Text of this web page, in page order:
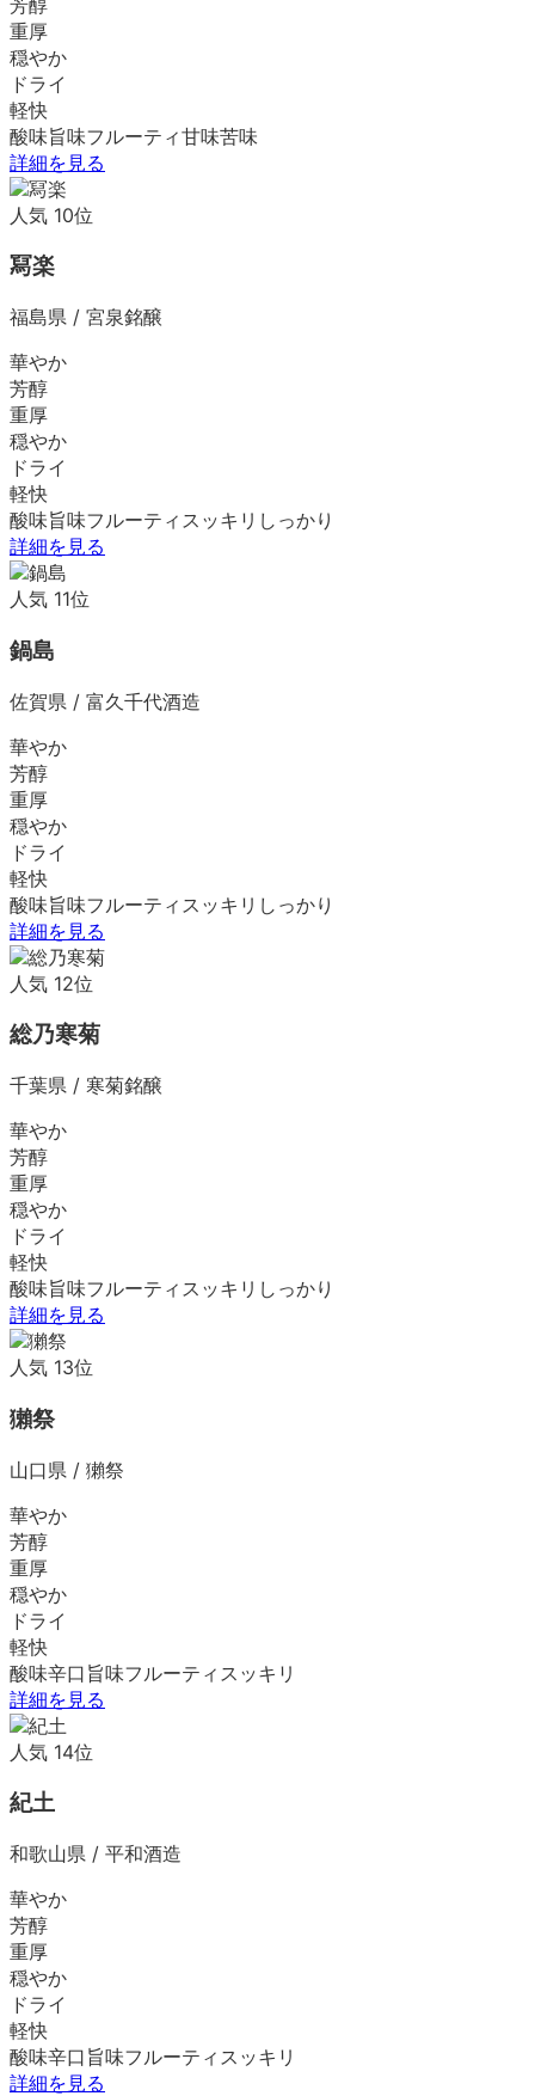
重厚
穏やか
ドライ
軽快
酸味旨味フルーティ甘味苦味
詳細を見る
人気 10位
冩楽
福島県 / 宮泉銘醸
華やか
芳醇
重厚
穏やか
ドライ
軽快
酸味旨味フルーティ スッキリ しっかり
詳細を見る
人気 11位
鍋島
佐賀県 / 富久千代酒造
華やか
芳醇
重厚
穏やか
ドライ
軽快
酸味旨味フルーティ スッキリ しっかり
詳細を見る
人気 12位
総乃寒菊
千葉県 / 寒菊銘醸
華やか
芳醇
重厚
穏やか
ドライ
軽快
酸味旨味フルーティ スッキリ しっかり
詳細を見る
人気 13位
獺祭
山口県 / 獺祭
華やか
芳醇
重厚
穏やか
ドライ
軽快
酸味辛口 旨味フルーティ スッキリ
詳細を見る
人気 14位
紀土
和歌山県 / 平和酒造
華やか
芳醇
重厚
穏やか
ドライ
軽快
酸味辛口 旨味フルーティ スッキリ
詳細を見る